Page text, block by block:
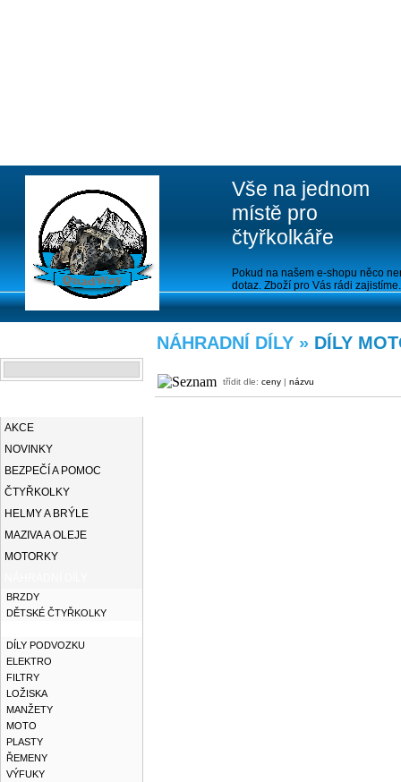
Pokud na našem e-shopu něco
dotaz. Zboží pro Vás rádi zajistíme.
Vše na jednom
místě pro
čtyřkolkáře
AKCE
NOVINKY
BEZPEČÍ A POMOC
ČTYŘKOLKY
HELMY A BRÝLE
MAZIVA A OLEJE
MOTORKY
BRZDY
DĚTSKÉ ČTYŘKOLKY
DÍLY PODVOZKU
ELEKTRO
FILTRY
LOŽISKA
MANŽETY
MOTO
PLASTY
ŘEMENY
VÝFUKY
NÁHRADNÍ DÍLY » DÍLY
třídit dle: ceny | názvu